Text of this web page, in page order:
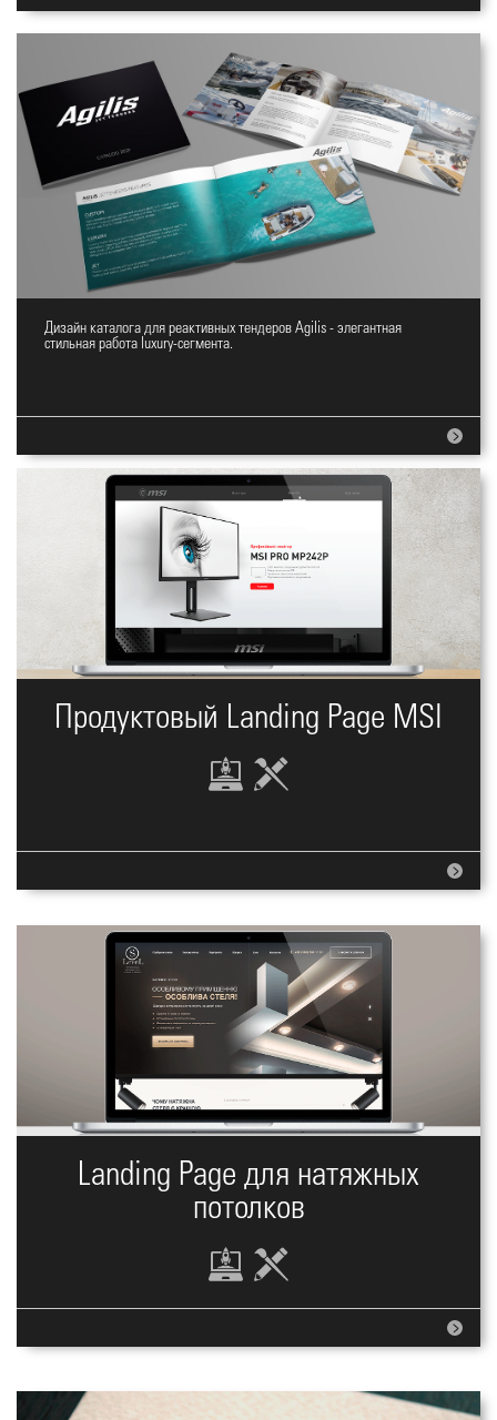
Каталог реактивных тендеров
Дизайн каталога для реактивных тендеров Agilis - элегантная
стильная работа luxury-сегмента.
Продуктовый Landing Page MSI
Landing Page для натяжных
потолков